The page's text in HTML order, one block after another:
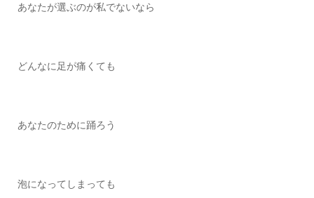
あなたが選ぶのが私でないなら
どんなに足が痛くても
あなたのために踊ろう
泡になってしまっても